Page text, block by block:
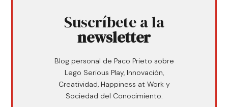
Suscríbete a la
newsletter
Blog personal de Paco Prieto sobre
Lego Serious Play, Innovación,
Creatividad, Happiness at Work y
Sociedad del Conocimiento.